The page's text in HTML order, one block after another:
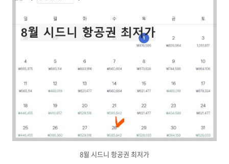
8월 시드니 항공권 최저가